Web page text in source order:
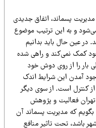
پسماند، اتفاق جدیدی
به این ترتیب موضوع
حال باید بدانیم
نمی‌کند و راهی شده
را از روی دوش خود
این شرایط اندک
است. از سوی دیگر
فعالیت و پژوهش
که مدیریت پسماند آن
تحت تاثیر منافع